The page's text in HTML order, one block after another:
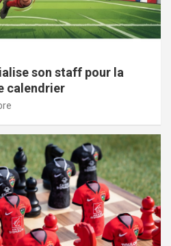
son staff pour la
calendrier